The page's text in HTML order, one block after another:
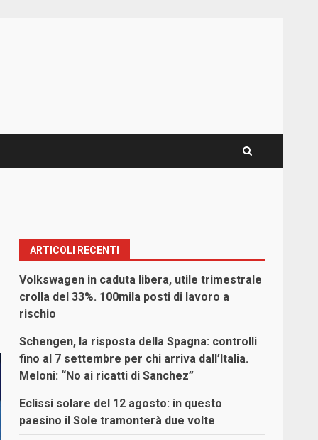
ARTICOLI RECENTI
Volkswagen in caduta libera, utile trimestrale
crolla del 33%. 100mila posti di lavoro a
rischio
Schengen, la risposta della Spagna: controlli
fino al 7 settembre per chi arriva dall’Italia.
Meloni: “No ai ricatti di Sanchez”
Eclissi solare del 12 agosto: in questo
paesino il Sole tramonterà due volte